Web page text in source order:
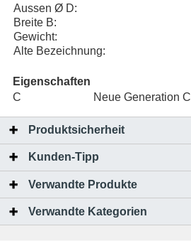
Aussen Ø D:
Breite B:
Gewicht:
Alte Bezeichnung:
Eigenschaften
C
Neue Generation C
Produktsicherheit
Kunden-Tipp
Verwandte Produkte
Verwandte Kategorien